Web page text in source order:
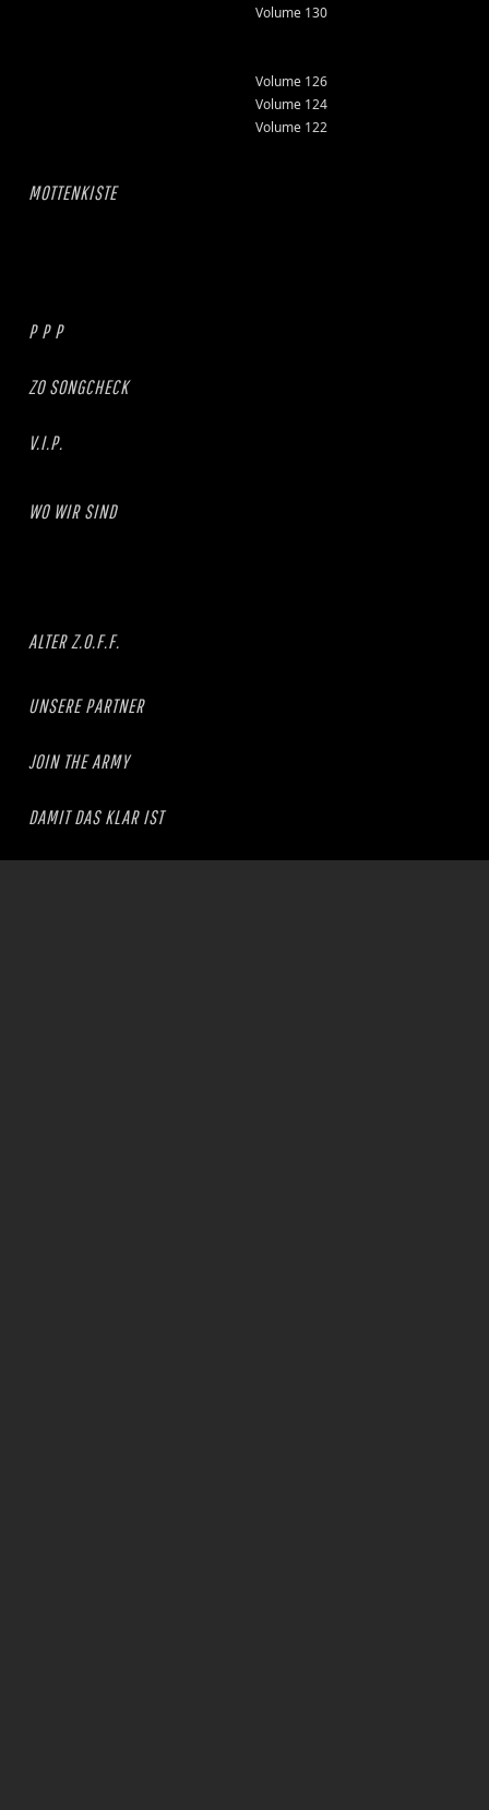
Volume 130
Volume 126
Volume 124
Volume 122
MOTTENKISTE
P P P
ZO SONGCHECK
V.I.P.
WO WIR SIND
ALTER Z.O.F.F.
UNSERE PARTNER
JOIN THE ARMY
DAMIT DAS KLAR IST